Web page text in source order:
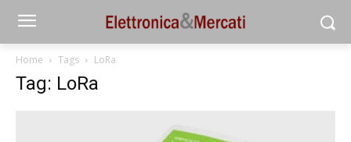
Home Tags LoRa
Tag: LoRa